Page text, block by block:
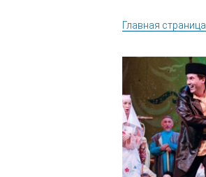
Главная страница